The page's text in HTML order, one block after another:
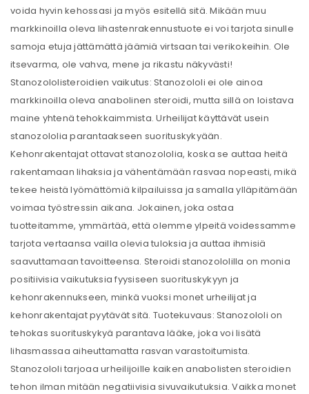
voida hyvin kehossasi ja myös esitellä sitä. Mikään muu
markkinoilla oleva lihastenrakennustuote ei voi tarjota sinulle
samoja etuja jättämättä jäämiä virtsaan tai verikokeihin. Ole
itsevarma, ole vahva, mene ja rikastu näkyvästi!
Stanozololisteroidien vaikutus: Stanozololi ei ole ainoa
markkinoilla oleva anabolinen steroidi, mutta sillä on loistava
maine yhtenä tehokkaimmista. Urheilijat käyttävät usein
stanozololia parantaakseen suorituskykyään.
Kehonrakentajat ottavat stanozololia, koska se auttaa heitä
rakentamaan lihaksia ja vähentämään rasvaa nopeasti, mikä
tekee heistä lyömättömiä kilpailuissa ja samalla ylläpitämään
voimaa työstressin aikana. Jokainen, joka ostaa
tuotteitamme, ymmärtää, että olemme ylpeitä voidessamme
tarjota vertaansa vailla olevia tuloksia ja auttaa ihmisiä
saavuttamaan tavoitteensa. Steroidi stanozololilla on monia
positiivisia vaikutuksia fyysiseen suorituskykyyn ja
kehonrakennukseen, minkä vuoksi monet urheilijat ja
kehonrakentajat pyytävät sitä. Tuotekuvaus: Stanozololi on
tehokas suorituskykyä parantava lääke, joka voi lisätä
lihasmassaa aiheuttamatta rasvan varastoitumista.
Stanozololi tarjoaa urheilijoille kaiken anabolisten steroidien
tehon ilman mitään negatiivisia sivuvaikutuksia. Vaikka monet